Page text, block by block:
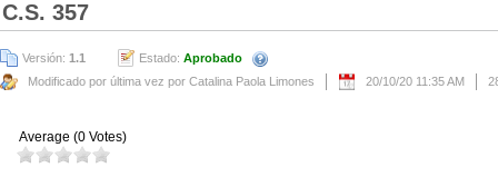
C.S. 357
Versión: 1.1 Estado: Aprobado
Modificado por última vez por Catalina Paola Limones
20/10/20 11:35 AM
Average (0 Votes)